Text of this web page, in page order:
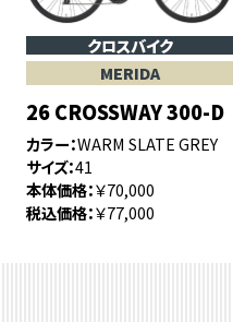
クロスバイク
MERIDA
26 CROSSWAY 300-D
カラー WARM SLATE GREY
サイズ 41
本体価格 ￥70,000
税込価格 ￥77,000